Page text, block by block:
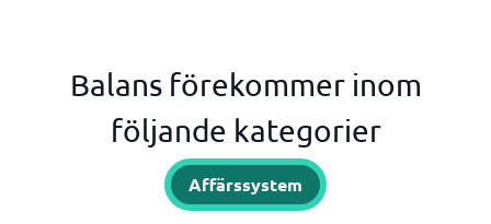
Balans förekommer inom
följande kategorier
Affärssystem